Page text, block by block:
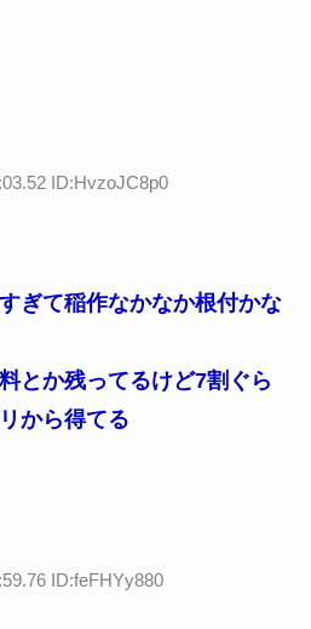
ID:HvzoJC8p0
ぎて稲作なかなか根付かな
とか残ってるけど7割ぐら
から得てる
ID:feFHYy880